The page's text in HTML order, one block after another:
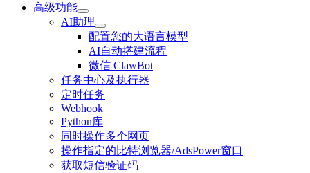
高级功能
AI助理
配置您的大语言模型
AI自动搭建流程
微信 ClawBot
任务中心及执行器
定时任务
Webhook
Python库
同时操作多个网页
操作指定的比特浏览器/AdsPower窗口
获取短信验证码